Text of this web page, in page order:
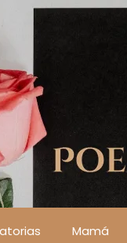
Mamá